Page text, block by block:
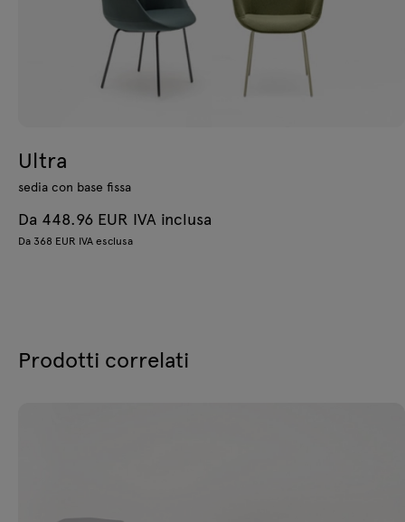
Ultra
sedia con base fissa
Da 448.96 EUR IVA inclusa
Da 368 EUR IVA esclusa
Prodotti correlati